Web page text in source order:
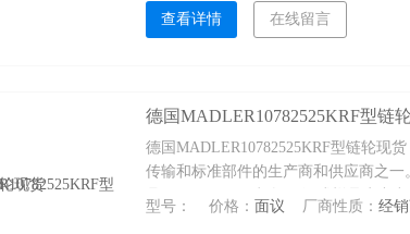
查看详情 在线留言
德国MADLER10782525KRF型链
德国MADLER10782525KRF型链轮现
传输和标准部件的生产商和供应商之
具，MADLER可根据图纸或样品生产
型号： 价格： 面议 厂商性质：经